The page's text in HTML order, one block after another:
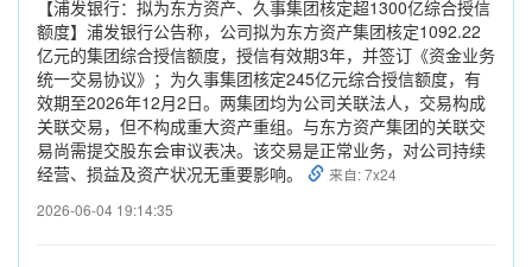
【浦发银行：拟为东方资产、久事集团核定超1300亿综合授信
额度】浦发银行公告称，公司拟为东方资产集团核定1092.22
亿元的集团综合授信额度，授信有效期3年，并签订《资金业务
统一交易协议》；为久事集团核定245亿元综合授信额度，有
效期至2026年12月2日。两集团均为公司关联法人，交易构成
关联交易，但不构成重大资产重组。与东方资产集团的关联交
易尚需提交股东会审议表决。该交易是正常业务，对公司持续
经营、损益及资产状况无重要影响。
来自: 7x24
2026-06-04 19:14:35